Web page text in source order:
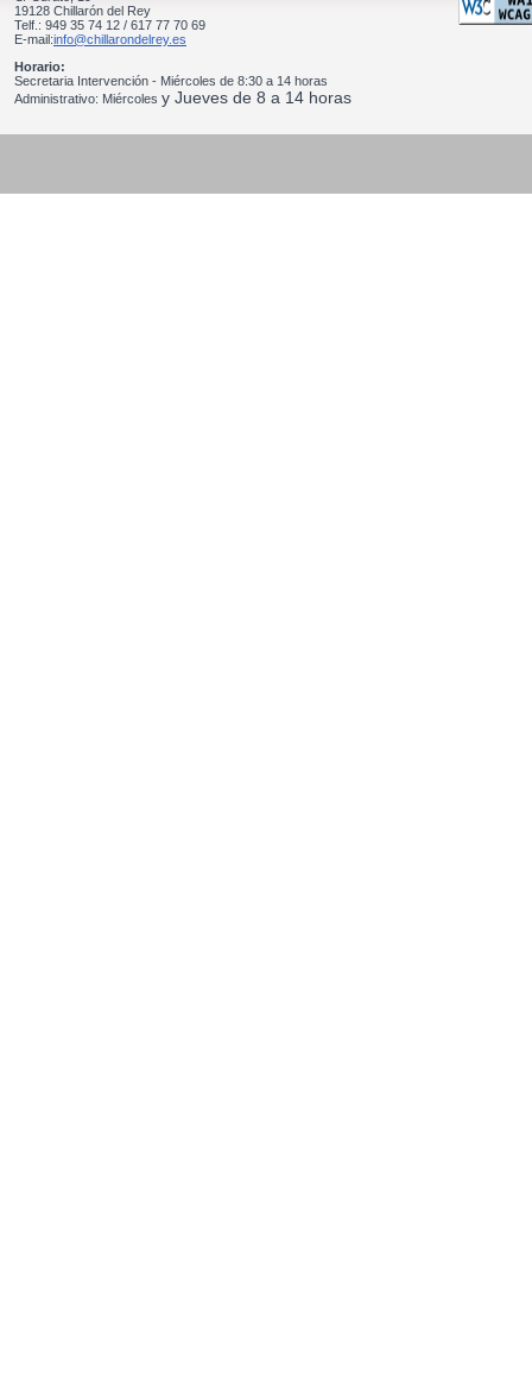
19128 Chillarón del Rey
Telf.: 949 35 74 12 / 617 77 70 69
E-mail:info@chillarondelrey.es
Horario:
Secretaria Intervención - Miércoles de 8:30 a 14 horas
Administrativo: Miércoles y Jueves de 8 a 14 horas